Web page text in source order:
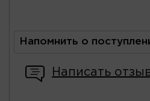
Напомнить о
Написать